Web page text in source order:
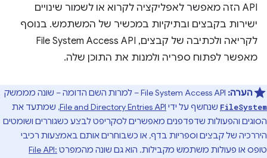
API הזה מאפשר לאפליקציה לקרוא או לשמור שינויים
ישירות בקבצים ובתיקיות במכשיר של המשתמש. בנוסף
לקריאה ולכתיבה של קבצים, File System Access API
מאפשר לפתוח ספריה ולמנות את התוכן שלה.
הערה:
FileSystem שנחשף על ידי File and Directory Entries API, שמתעד את
הסוגים והפעולות שדפדפנים מאפשרים לסקריפט לבצע כשגוררים ושומטים
היררכיה של קבצים וספריות בדף, או כשבוחרים אותם באמצעות רכיבי
טופס או פעולות משתמש מקבילות. הוא גם שונה מהמפרט File API: